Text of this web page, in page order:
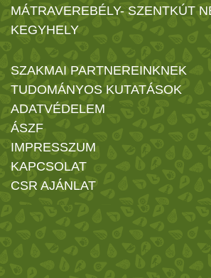
MÁTRAVEREBÉLY- SZENTKÚT
KEGYHELY
SZAKMAI PARTNEREINKNEK
TUDOMÁNYOS KUTATÁSOK
ADATVÉDELEM
ÁSZF
IMPRESSZUM
KAPCSOLAT
CSR AJÁNLAT